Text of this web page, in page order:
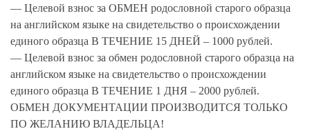
— Целевой взнос за ОБМЕН родословной старого образца
на английском языке на свидетельство о происхождении
единого образца В ТЕЧЕНИЕ 15 ДНЕЙ – 1000 рублей.
— Целевой взнос за обмен родословной старого образца на
английском языке на свидетельство о происхождении
единого образца В ТЕЧЕНИЕ 1 ДНЯ – 2000 рублей.
ОБМЕН ДОКУМЕНТАЦИИ ПРОИЗВОДИТСЯ ТОЛЬКО
ПО ЖЕЛАНИЮ ВЛАДЕЛЬЦА!